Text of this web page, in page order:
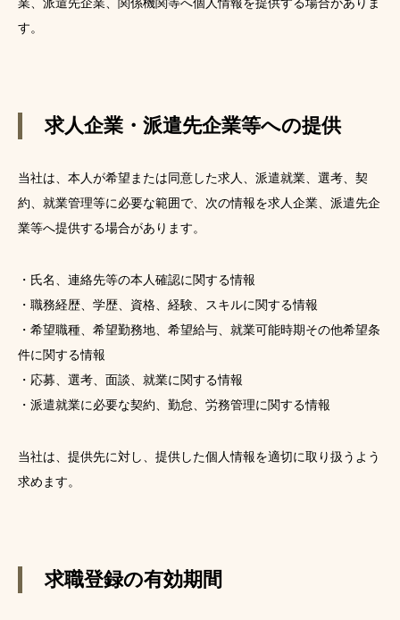
業、派遣先企業、関係機関等へ個人情報を提供する場合がありま
す。
求人企業・派遣先企業等への提供
当社は、本人が希望または同意した求人、派遣就業、選考、契
約、就業管理等に必要な範囲で、次の情報を求人企業、派遣先企
業等へ提供する場合があります。
・氏名、連絡先等の本人確認に関する情報
・職務経歴、学歴、資格、経験、スキルに関する情報
・希望職種、希望勤務地、希望給与、就業可能時期その他希望条
件に関する情報
・応募、選考、面談、就業に関する情報
・派遣就業に必要な契約、勤怠、労務管理に関する情報
当社は、提供先に対し、提供した個人情報を適切に取り扱うよう
求めます。
求職登録の有効期間